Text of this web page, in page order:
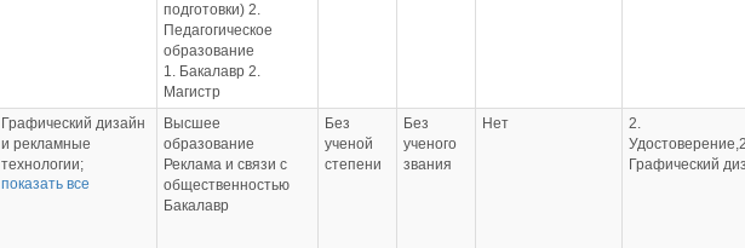
подготовки) 2.
Педагогическое
образование
1. Бакалавр 2.
Магистр
Графический дизайн
и рекламные
технологии;
Дизайн-
показать все
Высшее
образование
Реклама и связи с
общественностью
Бакалавр
Без
ученой
степени
Без
ученого
звания
Нет
2.
Графический